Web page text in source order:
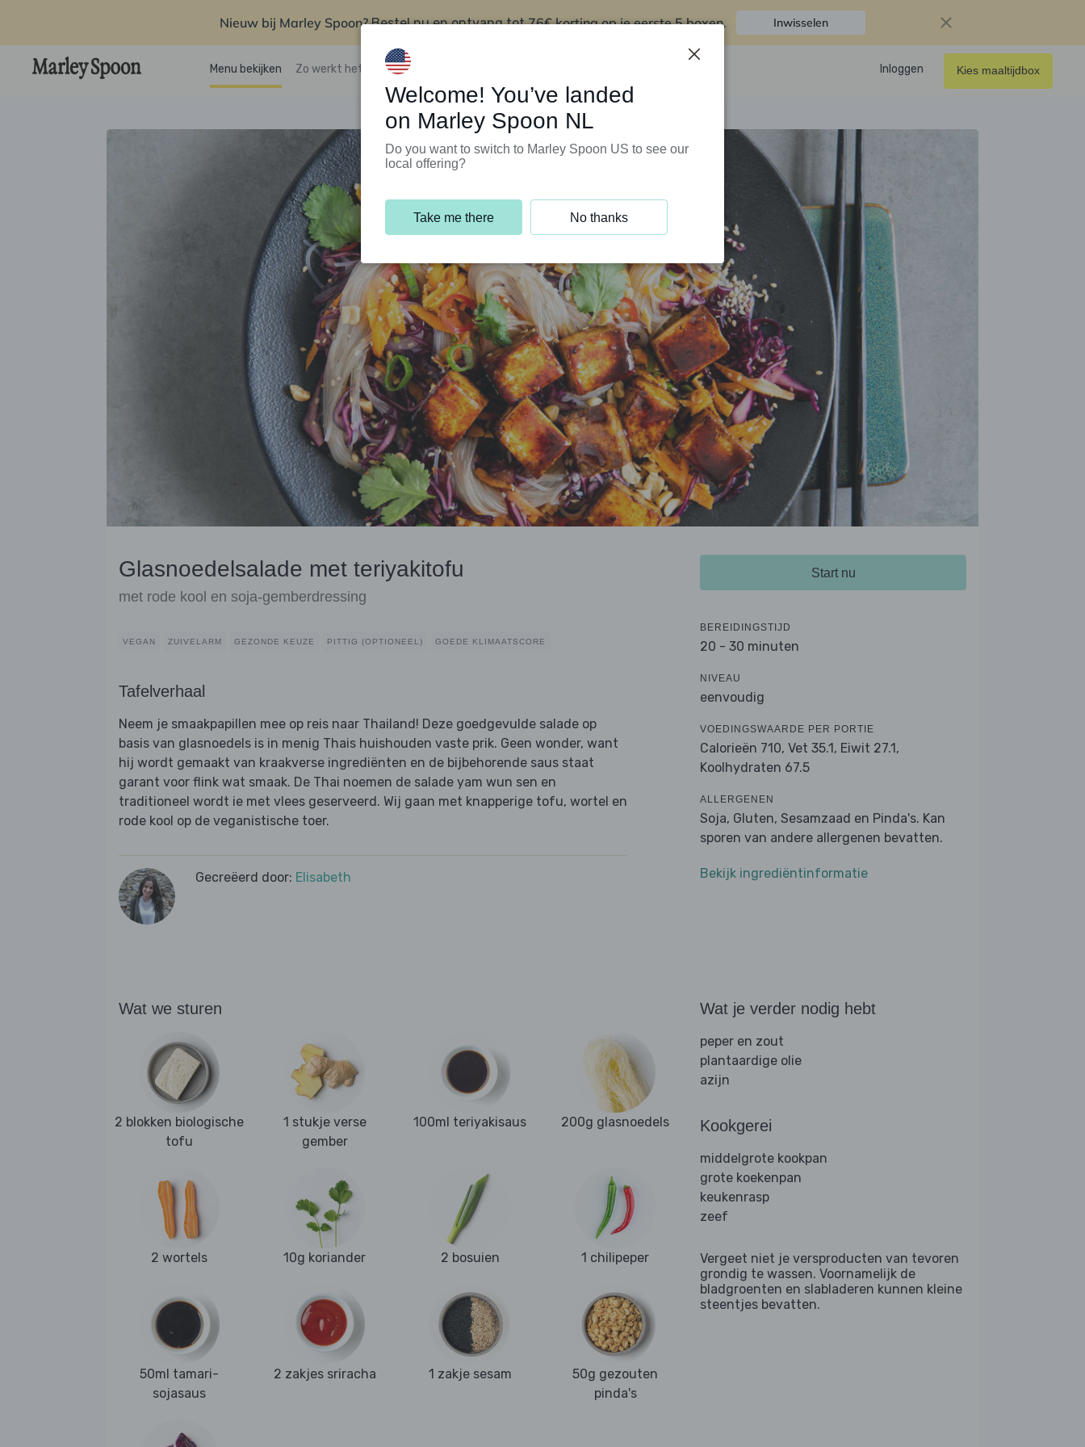
Nieuw bij Marley Spoon?Bestel nu en ontvang tot76€ korting op je eerste 5 boxen. Inwisselen
Menu bekijken Zo werkt het Klantenservice Inloggen Kies maaltijdbox
Glasnoedelsalade met teriyakitofu
met rode kool en soja-gemberdressing
VEGAN ZUIVELARM GEZONDE KEUZE PITTIG (OPTIONEEL) GOEDE KLIMAATSCORE
Tafelverhaal
Neem je smaakpapillen mee op reis naar Thailand! Deze goedgevulde salade op
basis van glasnoedels is in menig Thais huishouden vaste prik. Geen wonder, want
hij wordt gemaakt van kraakverse ingrediënten en de bijbehorende saus staat
garant voor flink wat smaak. De Thai noemen de salade yam wun sen en
traditioneel wordt ie met vlees geserveerd. Wij gaan met knapperige tofu, wortel en
rode kool op de veganistische toer.
Gecreëerd door: Elisabeth
Start nu
BEREIDINGSTIJD
20 - 30 minuten
NIVEAU
eenvoudig
VOEDINGSWAARDE PER PORTIE
Calorieën 710, Vet 35.1, Eiwit 27.1,
Koolhydraten 67.5
ALLERGENEN
Soja, Gluten, Sesamzaad en Pinda's. Kan
sporen van andere allergenen bevatten.
Bekijk ingrediëntinformatie
Wat we sturen
2 blokken biologische
tofu
1 stukje verse
gember
100ml teriyakisaus 200g glasnoedels
2 wortels 10g koriander 2 bosuien 1 chilipeper
50ml tamari-
sojasaus
2 zakjes sriracha 1 zakje sesam
50g gezouten
pinda's
Wat je verder nodig hebt
peper en zout
plantaardige olie
azijn
Kookgerei
middelgrote kookpan
grote koekenpan
keukenrasp
zeef
Vergeet niet je versproducten van tevoren
grondig te wassen. Voornamelijk de
bladgroenten en slabladeren kunnen kleine
steentjes bevatten.
Welcome! You’ve landed
on Marley Spoon NL
Do you want to switch to Marley Spoon US to see our
local offering?
Take me there No thanks